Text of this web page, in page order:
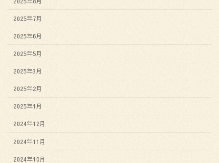
2025年7月
2025年6月
2025年5月
2025年3月
2025年2月
2025年1月
2024年12月
2024年11月
2024年10月